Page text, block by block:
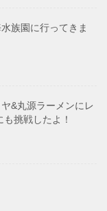
族園に行ってきま
&丸源ラーメンにレ
挑戦したよ！